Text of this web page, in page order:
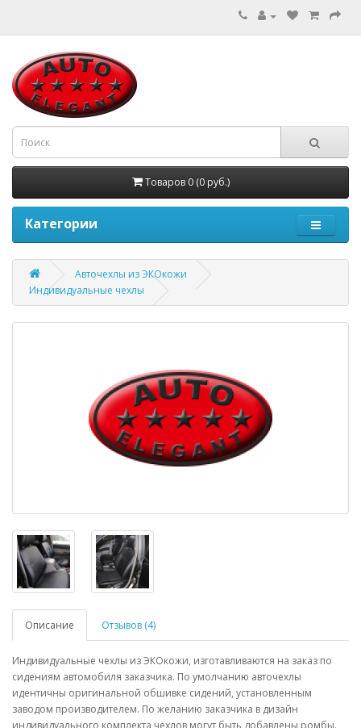
Товаров 0 (0 руб.)
Категории
Авточехлы из ЭКОкожи
Индивидуальные чехлы
Описание Отзывов (4)
Индивидуальные чехлы из ЭКОкожи, изготавливаются на заказ по
сидениям автомобиля заказчика. По умолчанию авточехлы
идентичны оригинальной обшивке сидений, установленным
заводом производителем. По желанию заказчика в дизайн
индивидуального комплекта чехлов могут быть добавлены ромбы.